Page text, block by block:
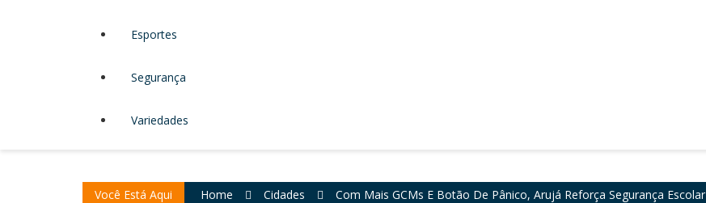
Esportes
Segurança
Variedades
Você Está Aqui Home Cidades Com Mais GCMs E Botão De Pânico, Arujá Reforça Segurança Escolar